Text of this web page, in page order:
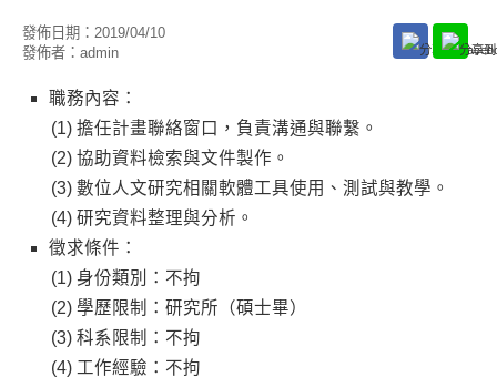
發佈日期： 2019/04/10
發佈者： admin
職務內容：
擔任計畫聯絡窗口，負責溝通與聯繫。
協助資料檢索與文件製作。
數位人文研究相關軟體工具使用、測試與教學。
研究資料整理與分析。
徵求條件：
身份類別：不拘
學歷限制：研究所（碩士畢）
科系限制：不拘
工作經驗：不拘